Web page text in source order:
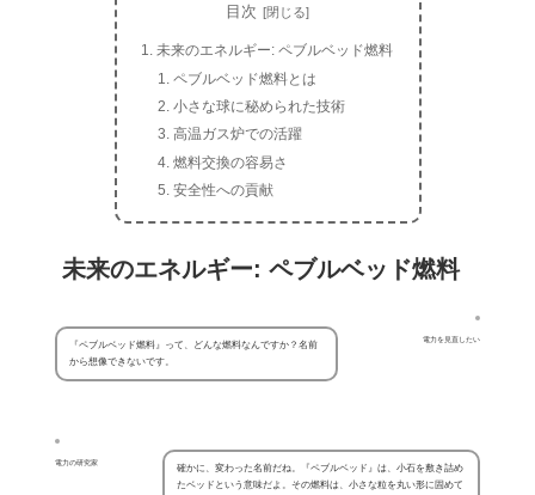
目次
未来のエネルギー: ペブルベッド燃料
ペブルベッド燃料とは
小さな球に秘められた技術
高温ガス炉での活躍
燃料交換の容易さ
安全性への貢献
未来のエネルギー: ペブルベッド燃料
電力を見直したい
『ペブルベッド燃料』って、どんな燃料なんですか？名前
から想像できないです。
電力の研究家
確かに、変わった名前だね。『ペブルベッド』は、小石を敷き詰め
たベッドという意味だよ。その燃料は、小さな粒を丸い形に固めて